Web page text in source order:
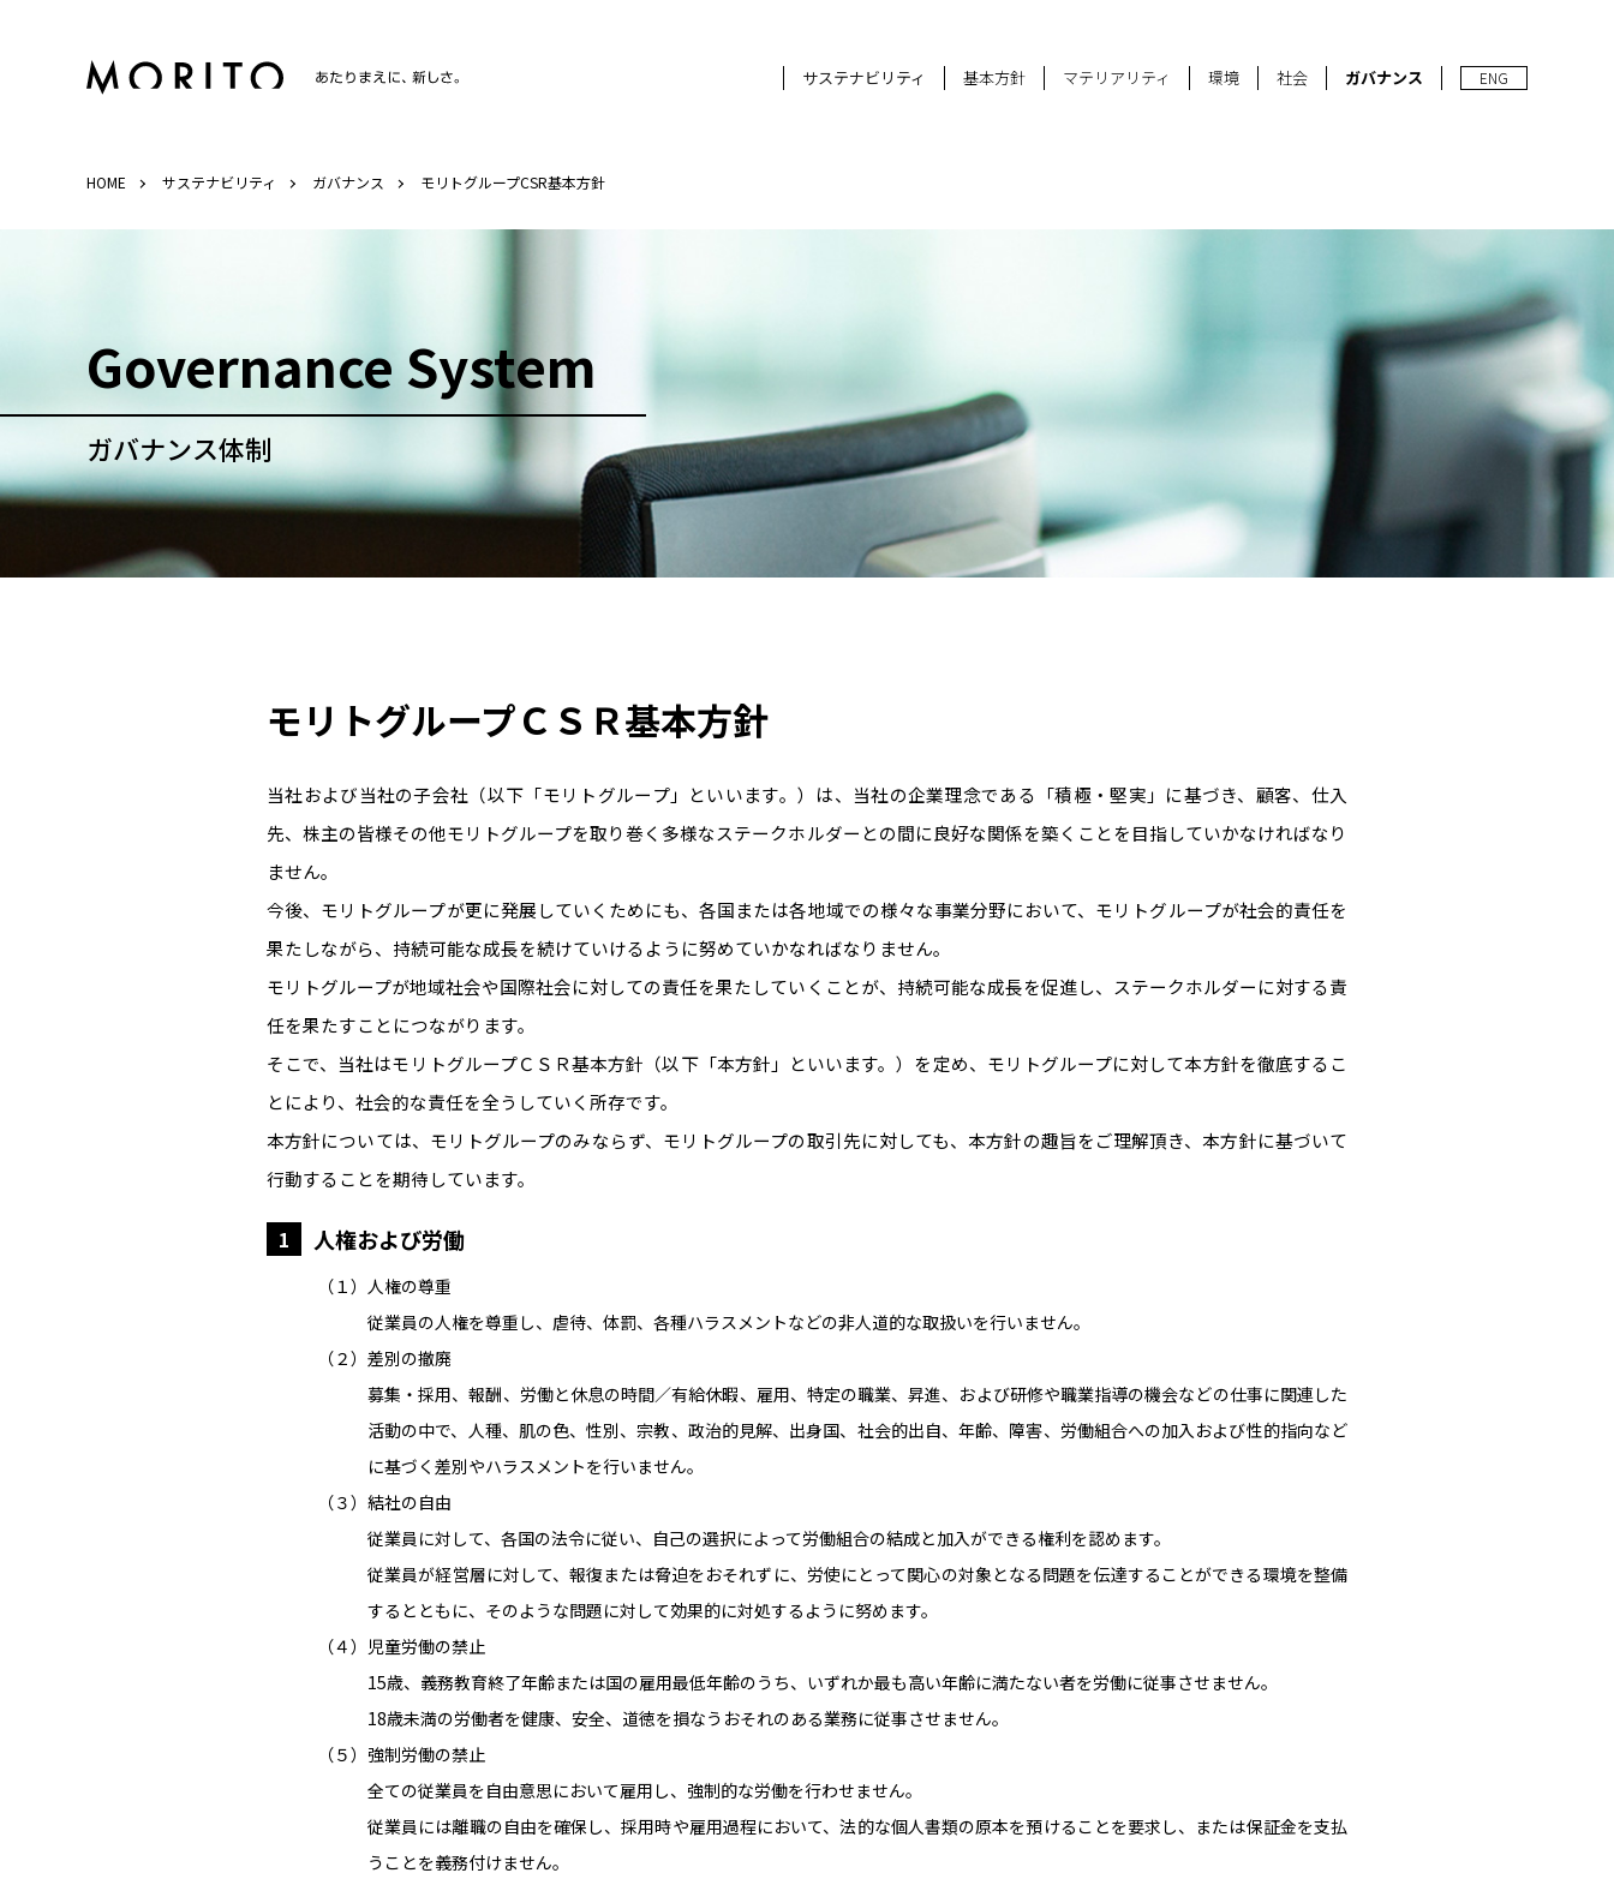
サステナビリティ 基本方針 マテリアリティ 環境 社会 ガバナンス ENG
HOME サステナビリティ ガバナンス モリトグループCSR基本方針
Governance System
ガバナンス体制
モリトグループＣＳＲ基本方針
当社および当社の子会社（以下「モリトグループ」といいます。）は、当社の企業理念である「積極・堅実」に基づき、顧客、仕入
先、株主の皆様その他モリトグループを取り巻く多様なステークホルダーとの間に良好な関係を築くことを目指していかなければなり
ません。
今後、モリトグループが更に発展していくためにも、各国または各地域での様々な事業分野において、モリトグループが社会的責任を
果たしながら、持続可能な成長を続けていけるように努めていかなればなりません。
モリトグループが地域社会や国際社会に対しての責任を果たしていくことが、持続可能な成長を促進し、ステークホルダーに対する責
任を果たすことにつながります。
そこで、当社はモリトグループＣＳＲ基本方針（以下「本方針」といいます。）を定め、モリトグループに対して本方針を徹底するこ
とにより、社会的な責任を全うしていく所存です。
本方針については、モリトグループのみならず、モリトグループの取引先に対しても、本方針の趣旨をご理解頂き、本方針に基づいて
行動することを期待しています。
1 人権および労働
（１）人権の尊重
従業員の人権を尊重し、虐待、体罰、各種ハラスメントなどの非人道的な取扱いを行いません。
（２）差別の撤廃
募集・採用、報酬、労働と休息の時間／有給休暇、雇用、特定の職業、昇進、および研修や職業指導の機会などの仕事に関連した
活動の中で、人種、肌の色、性別、宗教、政治的見解、出身国、社会的出自、年齢、障害、労働組合への加入および性的指向など
に基づく差別やハラスメントを行いません。
（３）結社の自由
従業員に対して、各国の法令に従い、自己の選択によって労働組合の結成と加入ができる権利を認めます。
従業員が経営層に対して、報復または脅迫をおそれずに、労使にとって関心の対象となる問題を伝達することができる環境を整備
するとともに、そのような問題に対して効果的に対処するように努めます。
（４）児童労働の禁止
15歳、義務教育終了年齢または国の雇用最低年齢のうち、いずれか最も高い年齢に満たない者を労働に従事させません。
18歳未満の労働者を健康、安全、道徳を損なうおそれのある業務に従事させません。
（５）強制労働の禁止
全ての従業員を自由意思において雇用し、強制的な労働を行わせません。
従業員には離職の自由を確保し、採用時や雇用過程において、法的な個人書類の原本を預けることを要求し、または保証金を支払
うことを義務付けません。